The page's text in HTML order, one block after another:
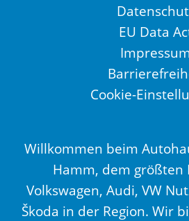
EU Data
Cookie-
Willkommen beim
Hamm, dem größten
Volkswagen, Audi, VW
Škoda in der Region. Wir